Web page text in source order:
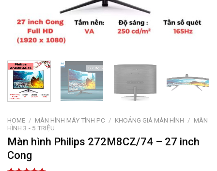
HOME / MÀN HÌNH MÁY TÍNH PC / KHOẢNG GIÁ MÀN HÌNH / MÀN
HÌNH 3 - 5 TRIỆU
Màn hình Philips 272M8CZ/74 – 27 inch
Cong